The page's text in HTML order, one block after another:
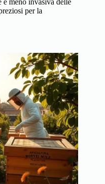
e meno invasiva delle
per la